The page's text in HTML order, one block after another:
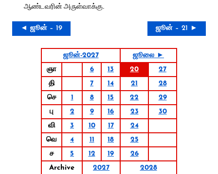
ஆண்டவரின் அருள்வாக்கு.
◄ ஜூன் – 19 ஜூன் – 21 ►
ஜூன்-2027
ஜூலை ►
ஞா
6 13 20
27
தி
7 14 21
28
செ
1 8 15 22
29
பு
2 9 16 23
30
வி
3 10 17
24
வெ
4 11 18
25
ச
5 12 19
26
Archive
2027 2028